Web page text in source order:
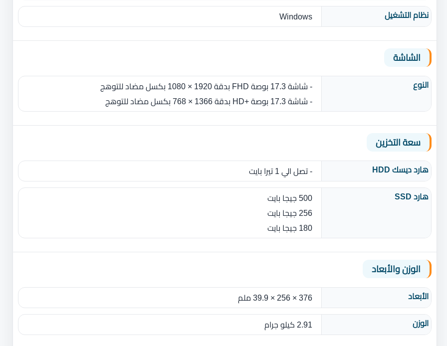
نظام التشغيل
Windows
الشاشة
النوع
- شاشة 17.3 بوصة FHD بدقة 1920 × 1080 بكسل مضاد للتوهج
- شاشة 17.3 بوصة +HD بدقة 1366 × 768 بكسل مضاد للتوهج
سعة التخزين
هارد ديسك HDD
- تصل الي 1 تيرا بايت
هارد SSD
500 جيجا بايت
256 جيجا بايت
180 جيجا بايت
الوزن والأبعاد
الأبعاد
376 × 256 × 39.9 ملم
الوزن
2.91 كيلو جرام